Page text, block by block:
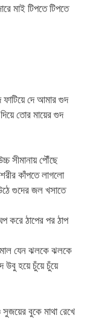
মাই টিপতে টিপতে
দে আমার গুদ
তোর মায়ের গুদ
সীমানায় পৌঁছে
কাঁপতে লাগলো
গুদের জল খসাতে
করে ঠাপের পর ঠাপ
যেন ঝলকে ঝলকে
হয়ে চুঁয়ে চুঁয়ে
বুকে মাথা রেখে